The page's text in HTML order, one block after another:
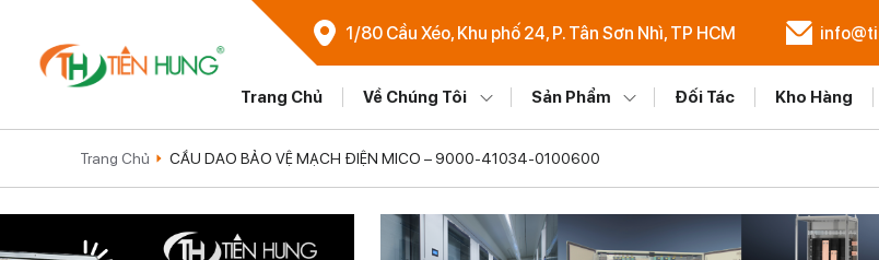
1/80 Cầu Xéo, Khu phố 24, P. Tân Sơn Nhì, TP HCM
Trang Chủ Về Chúng Tôi Sản Phẩm Đối Tác Kho Hàng
Trang Chủ CẦU DAO BẢO VỆ MẠCH ĐIỆN MICO – 9000-41034-0100600